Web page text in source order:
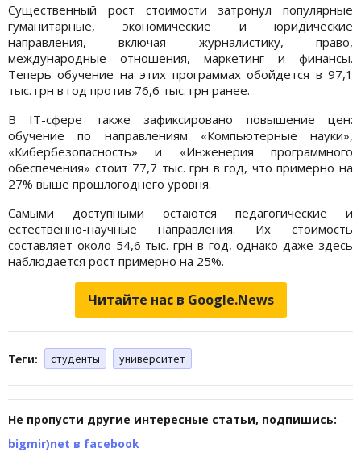
Существенный рост стоимости затронул популярные
гуманитарные, экономические и юридические
направления, включая журналистику, право,
международные отношения, маркетинг и финансы.
Теперь обучение на этих программах обойдется в 97,1
тыс. грн в год против 76,6 тыс. грн ранее.
В IT-сфере также зафиксировано повышение цен:
обучение по направлениям «Компьютерные науки»,
«Кибербезопасность» и «Инженерия программного
обеспечения» стоит 77,7 тыс. грн в год, что примерно на
27% выше прошлогоднего уровня.
Самыми доступными остаются педагогические и
естественно-научные направления. Их стоимость
составляет около 54,6 тыс. грн в год, однако даже здесь
наблюдается рост примерно на 25%.
Читайте нас в Google.News
Теги: студенты университет
Не пропусти другие интересные статьи, подпишись:
bigmir)net в facebook